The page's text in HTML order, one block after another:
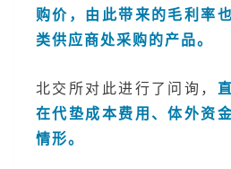
购价，由此带来的毛利率
类供应商处采购的产品。
北交所对此进行了问询，
在代垫成本费用、体外资
情形。